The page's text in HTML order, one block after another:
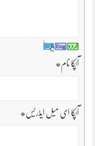
آپکا نام*
آپکا ای میل ایڈریس*